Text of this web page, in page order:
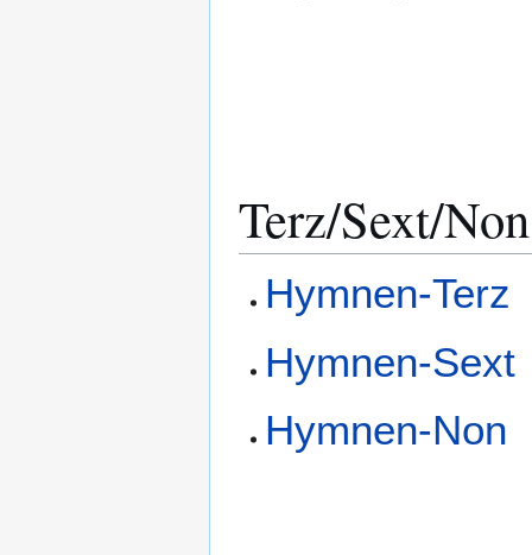
Terz/Sext/Non
Hymnen-Terz
Hymnen-Sext
Hymnen-Non